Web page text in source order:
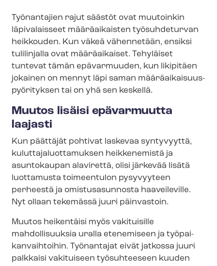
Työnantajien rajut säästöt ovat muutoinkin
läpivalaisseet määräaikaisten työsuhdeturvan
heikkouden. Kun väkeä vähennetään, ensiksi
tulilinjalla ovat määräaikaiset. Tehyläiset
tuntevat tämän epävarmuuden, kun likipitäen
jokainen on mennyt läpi saman mää­rä­ai­kai­suus­
pyö­ri­tyk­sen tai on yhä sen keskellä.
Muutos lisäisi epävarmuutta
laajasti
Kun päättäjät pohtivat laskevaa syntyvyyttä,
ku­lut­ta­ja­luot­ta­muk­sen heikkenemistä ja
asuntokaupan alavirettä, olisi järkevää lisätä
luottamusta toimeentulon pysyvyyteen
perheestä ja omistusasunnosta haaveileville.
Nyt ollaan tekemässä juuri päinvastoin.
Muutos heikentäisi myös vakituisille
mahdollisuuksia uralla etenemiseen ja työ­pai­
kan­vaih­toi­hin. Työnantajat eivät jatkossa juuri
palkkaisi vakituiseen työsuhteeseen kuuden